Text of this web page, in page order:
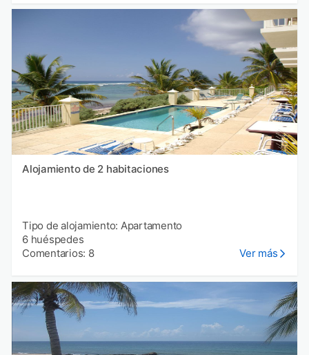
Alojamiento de 2 habitaciones
Tipo de alojamiento: Apartamento
6 huéspedes
Comentarios: 8
Ver más